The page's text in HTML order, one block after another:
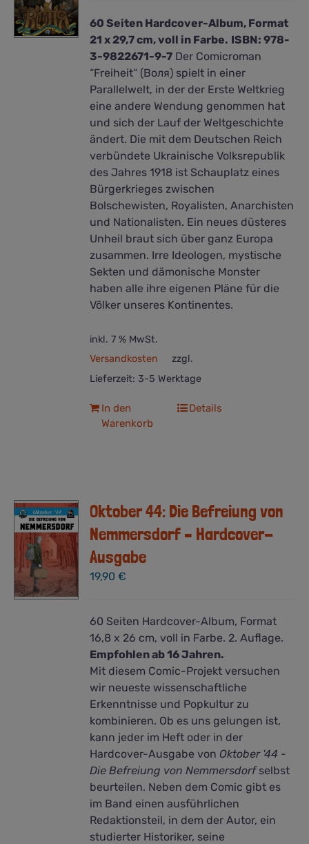
60 Seiten Hardcover-Album, Format
21 x 29,7 cm, voll in Farbe. ISBN: 978-
3-9822671-9-7 Der Comicroman
“Freiheit“ (Воля) spielt in einer
Parallelwelt, in der der Erste Weltkrieg
eine andere Wendung genommen hat
und sich der Lauf der Weltgeschichte
ändert. Die mit dem Deutschen Reich
verbündete Ukrainische Volksrepublik
des Jahres 1918 ist Schauplatz eines
Bürgerkrieges zwischen
Bolschewisten, Royalisten, Anarchisten
und Nationalisten. Ein neues düsteres
Unheil braut sich über ganz Europa
zusammen. Irre Ideologen, mystische
Sekten und dämonische Monster
haben alle ihre eigenen Pläne für die
Völker unseres Kontinentes.
inkl. 7 % MwSt.
zzgl.
Versandkosten
Lieferzeit: 3-5 Werktage
In den
Warenkorb
Details
Oktober 44: Die Befreiung von
Nemmersdorf – Hardcover-
Ausgabe
19,90€
60 Seiten Hardcover-Album, Format
16,8 x 26 cm, voll in Farbe. 2. Auflage.
Empfohlen ab 16 Jahren.
Mit diesem Comic-Projekt versuchen
wir neueste wissenschaftliche
Erkenntnisse und Popkultur zu
kombinieren. Ob es uns gelungen ist,
kann jeder im Heft oder in der
Hardcover-Ausgabe von Oktober '44 -
Die Befreiung von Nemmersdorfselbst
beurteilen. Neben dem Comic gibt es
im Band einen ausführlichen
Redaktionsteil, in dem der Autor, ein
studierter Historiker, seine